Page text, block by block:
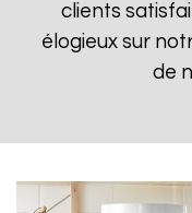
clients
élogieux sur
de